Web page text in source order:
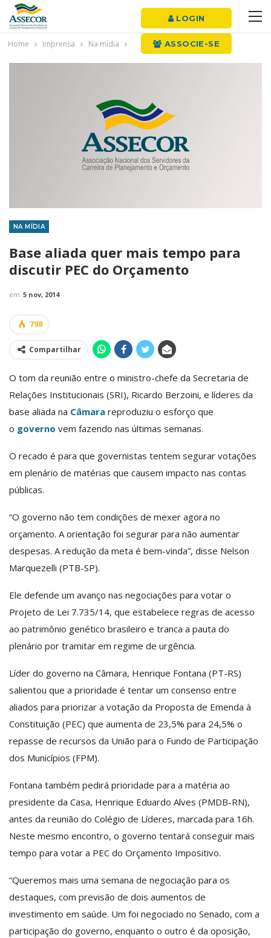
LOGIN
ASSOCIE-SE
Home Imprensa Na mídia
NA MÍDIA
Base aliada quer mais tempo para
discutir PEC do Orçamento
em 5 nov, 2014
798
Compartilhar
O tom da reunião entre o ministro-chefe da Secretaria de
Relações Institucionais (SRI), Ricardo Berzoini, e líderes da
base aliada na Câmara reproduziu o esforço que
o governo vem fazendo nas últimas semanas.
O recado é para que governistas tentem segurar votações
em plenário de matérias que causem impacto nas contas
públicas.
“O governo não tem condições de mexer agora no
orçamento. A orientação foi segurar para não aumentar
despesas. A redução da meta é bem-vinda”, disse Nelson
Marquezelli (PTB-SP).
Ele defende um avanço nas negociações para votar o
Projeto de Lei 7.735/14, que estabelece regras de acesso
ao patrimônio genético brasileiro e tranca a pauta do
plenário por tramitar em regime de urgência.
Líder do governo na Câmara, Henrique Fontana (PT-RS)
salientou que a prioridade é tentar um consenso entre
aliados para priorizar a votação da Proposta de Emenda à
Constituição (PEC) que aumenta de 23,5% para 24,5% o
repasse de recursos da União para o Fundo de Participação
dos Municípios (FPM).
Fontana também pedirá prioridade para a matéria ao
presidente da Casa, Henrique Eduardo Alves (PMDB-RN),
antes da reunião do Colégio de Líderes, marcada para 16h.
Neste mesmo encontro, o governo tentará conseguir mais
tempo para votar a PEC do Orçamento Impositivo.
“Queremos mais uma semana de negociação para os
destaques, com previsão de dois aumentos de
investimento em saúde. Um foi negociado no Senado, com a
participação do governo, enquanto o outro é da oposição,